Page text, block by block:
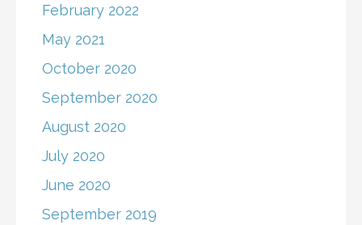
February 2022
May 2021
October 2020
September 2020
August 2020
July 2020
June 2020
September 2019